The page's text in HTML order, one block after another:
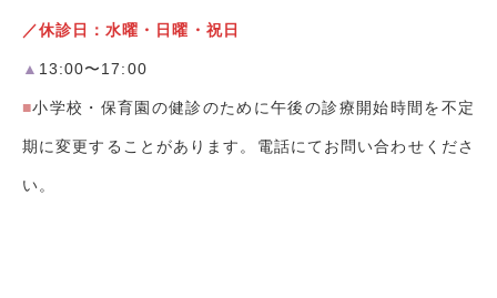
／休診日：水曜・日曜・祝日
▲ 13:00〜17:00
■小学校・保育園の健診のために午後の診療開始時間を不定
期に変更することがあります。電話にてお問い合わせくださ
い。